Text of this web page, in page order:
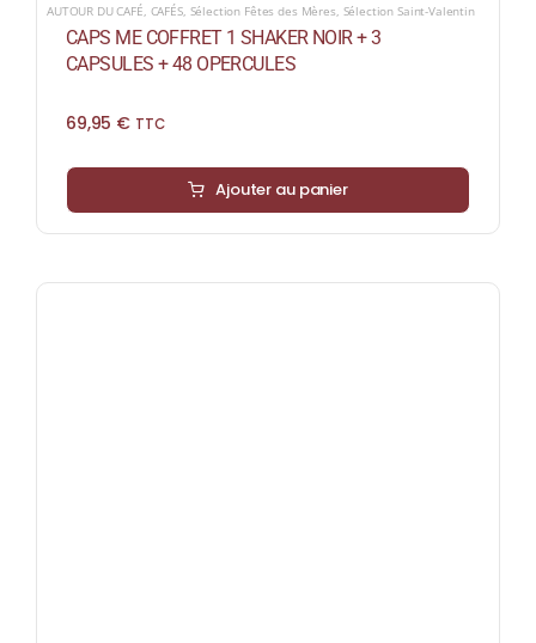
AUTOUR DU CAFÉ CAFÉS, Sélection Fêtes des Mères Sélection Saint-Valentin
CAPS ME COFFRET 1 SHAKER NOIR + 3
CAPSULES + 48 OPERCULES
69,95 € TTC
Ajouter au panier